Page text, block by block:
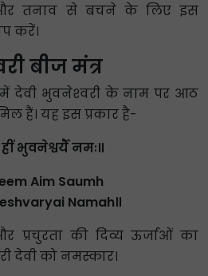
तनाव से बचने के लिए इस
करें।
बीज मंत्र
में देवी भुवनेश्‍वरी के नाम पर आठ
हैं। यह इस प्रकार है-
भुवनेश्वर्यै नमः॥
Aim Saumh
Namah॥
प्रचुरता की दिव्य ऊर्जाओं का
देवी को नमस्कार।